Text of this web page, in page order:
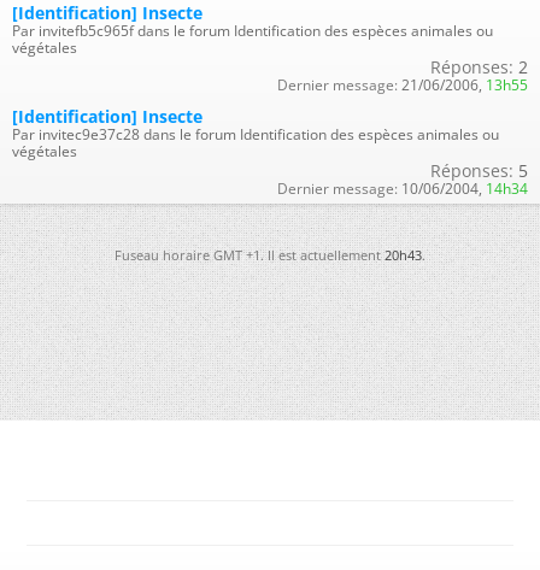
[Identification] Insecte
Par invitefb5c965f dans le forum Identification des espèces animales ou
végétales
Réponses: 2
Dernier message: 21/06/2006, 13h55
[Identification] Insecte
Par invitec9e37c28 dans le forum Identification des espèces animales ou
végétales
Réponses: 5
Dernier message: 10/06/2004, 14h34
Fuseau horaire GMT +1. Il est actuellement20h43.